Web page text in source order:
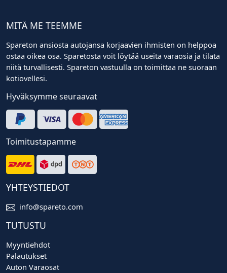
MITÄ ME TEEMME
Spareton ansiosta autojansa korjaavien ihmisten on helppoa
ostaa oikea osa. Sparetosta voit löytää useita varaosia ja tilata
niitä turvallisesti. Spareton vastuulla on toimittaa ne suoraan
kotiovellesi.
Hyväksymme seuraavat
Toimitustapamme
YHTEYSTIEDOT
info@spareto.com
TUTUSTU
Myyntiehdot
Palautukset
Auton Varaosat